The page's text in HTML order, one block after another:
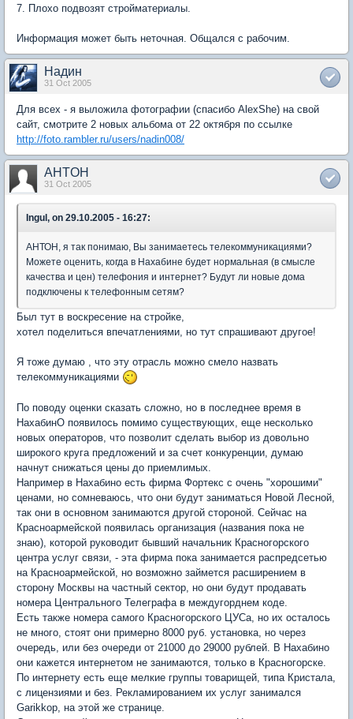
7. Плохо подвозят стройматериалы.
Информация может быть неточная. Общался с рабочим.
Надин
31 Oct 2005
Для всех - я выложила фотографии (спасибо AlexShe) на свой
сайт, смотрите 2 новых альбома от 22 октября по ссылке
http://foto.rambler.ru/users/nadin008/
AHTOH
31 Oct 2005
Ingul, on 29.10.2005 - 16:27:
АНТОН, я так понимаю, Вы занимаетесь телекоммуникациями?
Можете оценить, когда в Нахабине будет нормальная (в смысле
качества и цен) телефония и интернет? Будут ли новые дома
подключены к телефонным сетям?
Был тут в воскресение на стройке,
хотел поделиться впечатлениями, но тут спрашивают другое!
Я тоже думаю , что эту отрасль можно смело назвать
телекоммуникациями
По поводу оценки сказать сложно, но в последнее время в
НахабинО появилось помимо существующих, еще несколько
новых операторов, что позволит сделать выбор из довольно
широкого круга предложений и за счет конкуренции, думаю
начнут снижаться цены до приемлимых.
Например в Нахабино есть фирма Фортекс с очень "хорошими"
ценами, но сомневаюсь, что они будут заниматься Новой Лесной,
так они в основном занимаются другой стороной. Сейчас на
Красноармейской появилась организация (названия пока не
знаю), которой руководит бывший начальник Красногорского
центра услуг связи, - эта фирма пока занимается распредсетью
на Красноармейской, но возможно займется расширением в
сторону Москвы на частный сектор, но они будут продавать
номера Центрального Телеграфа в междугорднем коде.
Есть также номера самого Красногорского ЦУСа, но их осталось
не много, стоят они примерно 8000 руб. установка, но через
очередь, или без очереди от 21000 до 29000 рублей. В Нахабино
они кажется интернетом не занимаются, только в Красногорске.
По интернету есть еще мелкие группы товарищей, типа Кристала,
с лицензиями и без. Рекламированием их услуг занимался
Garikkop, на этой же странице.